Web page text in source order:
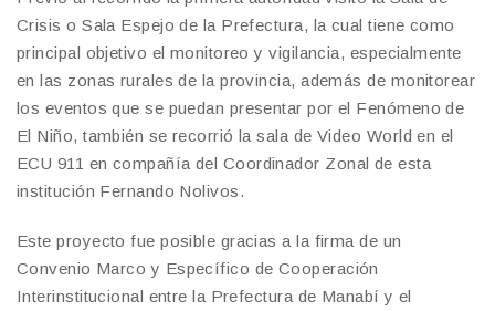
Crisis o Sala Espejo de la Prefectura, la cual tiene como
principal objetivo el monitoreo y vigilancia, especialmente
en las zonas rurales de la provincia, además de monitorear
los eventos que se puedan presentar por el Fenómeno de
El Niño, también se recorrió la sala de Video World en el
ECU 911 en compañía del Coordinador Zonal de esta
institución Fernando Nolivos.
Este proyecto fue posible gracias a la firma de un
Convenio Marco y Específico de Cooperación
Interinstitucional entre la Prefectura de Manabí y el